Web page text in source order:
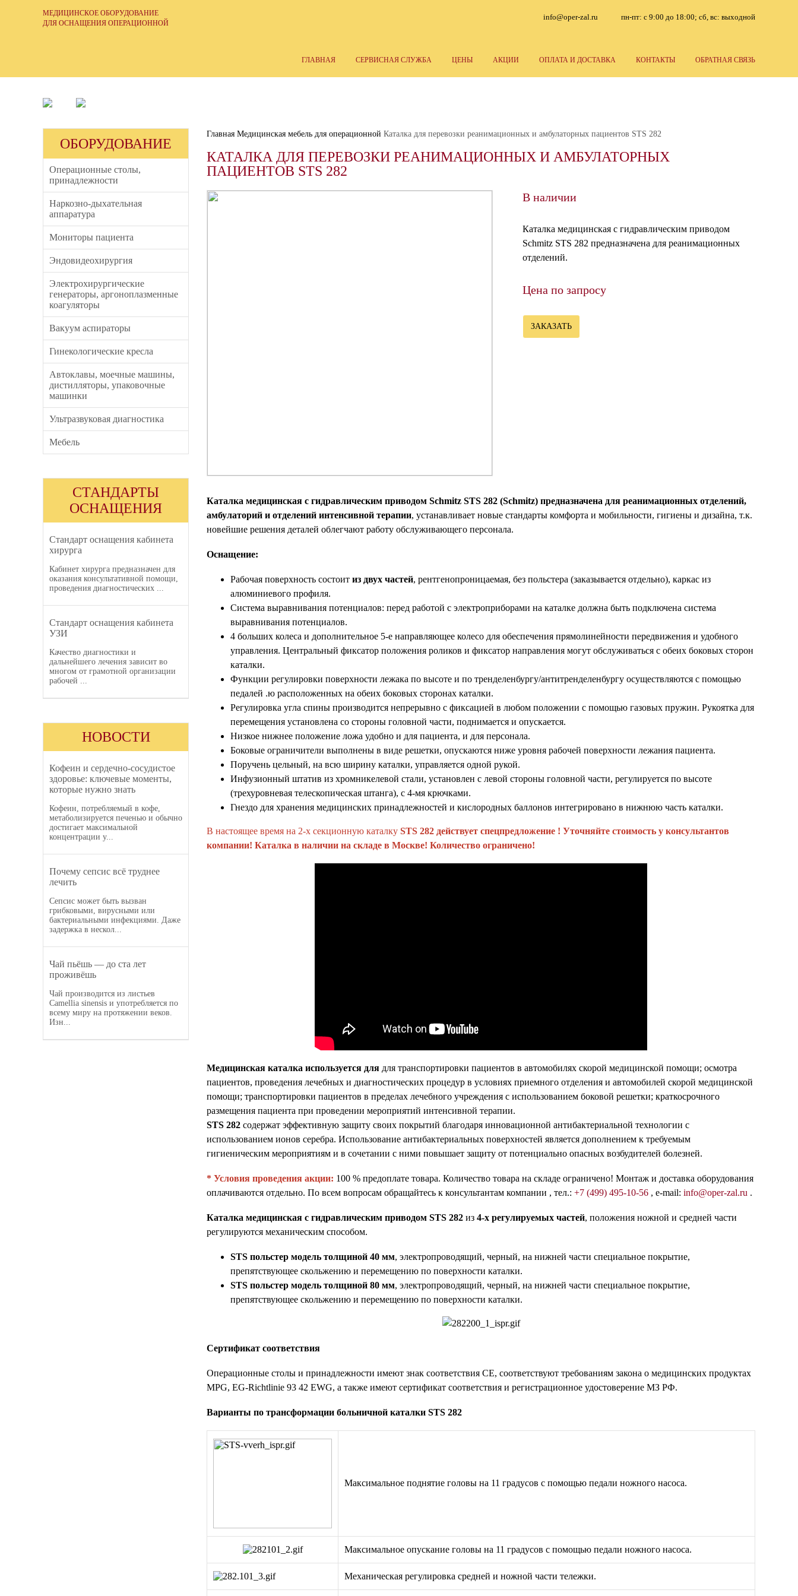
МЕДИЦИНСКОЕ ОБОРУДОВАНИЕ
ДЛЯ ОСНАЩЕНИЯ ОПЕРАЦИОННОЙ
info@oper-zal.ru пн-пт: с 9:00 до 18:00; сб, вс: выходной
ГЛАВНАЯ СЕРВИСНАЯ СЛУЖБА ЦЕНЫ АКЦИИ ОПЛАТА И ДОСТАВКА КОНТАКТЫ ОБРАТНАЯ СВЯЗЬ
СОБСТВЕННАЯ
СЕРВИСНАЯ
СЛУЖБА
Операционные столы,
принадлежности
Наркозно-дыхательная
аппаратура
Мониторы пациента
Эндовидеохирургия
Электрохирургические
генераторы, аргоноплазменные
коагуляторы
Вакуум аспираторы
Гинекологические кресла
Автоклавы, моечные машины,
дистилляторы, упаковочные
машинки
Ультразвуковая диагностика
Мебель
СТАНДАРТЫ
ОСНАЩЕНИЯ
Стандарт оснащения кабинета
хирурга
Кабинет хирурга предназначен для
оказания консультативной помощи,
проведения диагностических ...
Стандарт оснащения кабинета
УЗИ
Качество диагностики и
дальнейшего лечения зависит во
многом от грамотной организации
рабочей ...
НОВОСТИ
Кофеин и сердечно-сосудистое
здоровье: ключевые моменты,
которые нужно знать
Кофеин, потребляемый в кофе,
метаболизируется печенью и обычно
достигает максимальной
концентрации у...
Почему сепсис всё труднее
лечить
Сепсис может быть вызван
грибковыми, вирусными или
бактериальными инфекциями. Даже
задержка в нескол...
Чай пьёшь — до ста лет
проживёшь
Чай производится из листьев
Camellia sinensis и употребляется по
всему миру на протяжении веков.
Изн...
Главная Медицинская мебель для операционной Каталка для перевозки реанимационных и амбулаторных пациентов STS 282
КАТАЛКА ДЛЯ ПЕРЕВОЗКИ РЕАНИМАЦИОННЫХ И АМБУЛАТОРНЫХ
ПАЦИЕНТОВ STS 282
В наличии
Каталка медицинская с гидравлическим приводом
Schmitz STS 282 предназначена для реанимационных
отделений.
Цена по запросу
ЗАКАЗАТЬ
Каталка медицинская с гидравлическим приводом Schmitz STS 282 (Schmitz) предназначена для реанимационных отделений,
амбулаторий и отделений интенсивной терапии, устанавливает новые стандарты комфорта и мобильности, гигиены и дизайна, т.к.
новейшие решения деталей облегчают работу обслуживающего персонала.
Оснащение:
Рабочая поверхность состоит из двух частей, рентгенопроницаемая, без польстера (заказывается отдельно), каркас из
алюминиевого профиля.
Система выравнивания потенциалов: перед работой с электроприборами на каталке должна быть подключена система
выравнивания потенциалов.
4 больших колеса и дополнительное 5-е направляющее колесо для обеспечения прямолинейности передвижения и удобного
управления. Центральный фиксатор положения роликов и фиксатор направления могут обслуживаться с обеих боковых сторон
каталки.
Функции регулировки поверхности лежака по высоте и по тренделенбургу/антитренделенбургу осуществляются с помощью
педалей .ю расположенных на обеих боковых сторонах каталки.
Регулировка угла спины производится непрерывно с фиксацией в любом положении с помощью газовых пружин. Рукоятка для
перемещения установлена со стороны головной части, поднимается и опускается.
Низкое нижнее положение ложа удобно и для пациента, и для персонала.
Боковые ограничители выполнены в виде решетки, опускаются ниже уровня рабочей поверхности лежания пациента.
Поручень цельный, на всю ширину каталки, управляется одной рукой.
Инфузионный штатив из хромникелевой стали, установлен с левой стороны головной части, регулируется по высоте
(трехуровневая телескопическая штанга), с 4-мя крючками.
Гнездо для хранения медицинских принадлежностей и кислородных баллонов интегрировано в нижнюю часть каталки.
В настоящее время на 2-х секционную каталку STS 282 действует спецпредложение ! Уточняйте стоимость у консультантов
компании! Каталка в наличии на складе в Москве! Количество ограничено!
Медицинская каталка используется для для транспортировки пациентов в автомобилях скорой медицинской помощи; осмотра
пациентов, проведения лечебных и диагностических процедур в условиях приемного отделения и автомобилей скорой медицинской
помощи; транспортировки пациентов в пределах лечебного учреждения с использованием боковой решетки; краткосрочного
размещения пациента при проведении мероприятий интенсивной терапии.
STS 282 содержат эффективную защиту своих покрытий благодаря инновационной антибактериальной технологии с
использованием ионов серебра. Использование антибактериальных поверхностей является дополнением к требуемым
гигиеническим мероприятиям и в сочетании с ними повышает защиту от потенциально опасных возбудителей болезней.
* Условия проведения акции: 100 % предоплате товара. Количество товара на складе ограничено! Монтаж и доставка оборудования
оплачиваются отдельно. По всем вопросам обращайтесь к консультантам компании , тел.: +7 (499) 495-10-56 , e-mail: info@oper-zal.ru .
Каталка медицинская с гидравлическим приводом STS 282 из 4-х регулируемых частей, положения ножной и средней части
регулируются механическим способом.
STS польстер модель толщиной 40 мм, электропроводящий, черный, на нижней части специальное покрытие,
препятствующее скольжению и перемещению по поверхности каталки.
STS польстер модель толщиной 80 мм, электропроводящий, черный, на нижней части специальное покрытие,
препятствующее скольжению и перемещению по поверхности каталки.
Сертификат соответствия
Операционные столы и принадлежности имеют знак соответствия СЕ, соответствуют требованиям закона о медицинских продуктах
MPG, EG-Richtlinie 93 42 EWG, а также имеют сертификат соответствия и регистрационное удостоверение МЗ РФ.
Варианты по трансформации больничной каталки STS 282
Максимальное поднятие головы на 11 градусов с помощью педали ножного насоса.
Максимальное опускание головы на 11 градусов с помощью педали ножного насоса.
Механическая регулировка средней и ножной части тележки.